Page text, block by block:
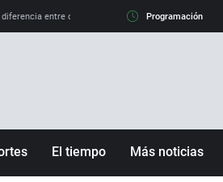
diferencia entre observar el eclipse al 99% y al 100%
Programación
El tiempo Más noticias